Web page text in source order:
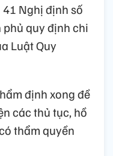
Nghị định số
quy định chi
Luật Quy
định xong đề
các thủ tục, hồ
thẩm quyền